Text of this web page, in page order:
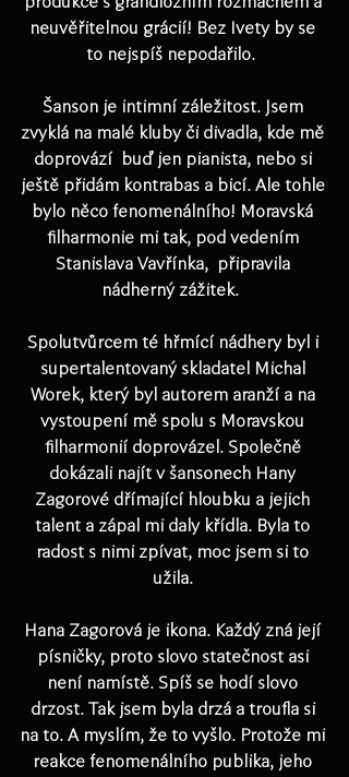
neuvěřitelnou grácií! Bez Ivety by se
to nejspíš nepodařilo.
Šanson je intimní záležitost. Jsem
zvyklá na malé kluby či divadla, kde mě
doprovází  buď jen pianista, nebo si
ještě přidám kontrabas a bicí. Ale tohle
bylo něco fenomenálního! Moravská
filharmonie mi tak, pod vedením
Stanislava Vavřínka,  připravila
nádherný zážitek.
Spolutvůrcem té hřmící nádhery byl i
supertalentovaný skladatel Michal
Worek, který byl autorem aranží a na
vystoupení mě spolu s Moravskou
filharmonií doprovázel. Společně
dokázali najít v šansonech Hany
Zagorové dřímající hloubku a jejich
talent a zápal mi daly křídla. Byla to
radost s nimi zpívat, moc jsem si to
užila.
Hana Zagorová je ikona. Každý zná její
písničky, proto slovo statečnost asi
není namístě. Spíš se hodí slovo
drzost. Tak jsem byla drzá a troufla si
na to. A myslím, že to vyšlo. Protože mi
reakce fenomenálního publika, jeho